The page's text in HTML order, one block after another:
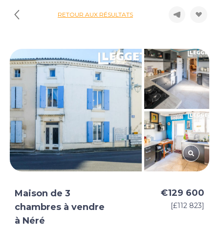
RETOUR AUX RÉSULTATS
Maison de 3
chambres à vendre
à Néré
€129 600
[£112 823]